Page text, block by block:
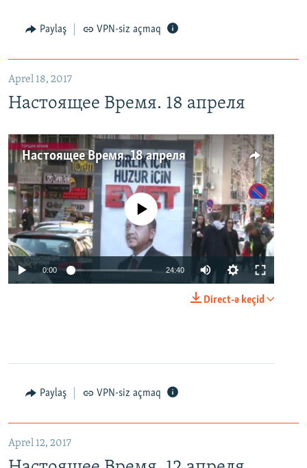
Paylaş VPN-siz açmaq
Aprel 18, 2017
Настоящее Время. 18 апреля
Настоящее Время. 18 апреля
No media source currently available
0:00 24:40
Direct-ə keçid
Paylaş VPN-siz açmaq
Aprel 12, 2017